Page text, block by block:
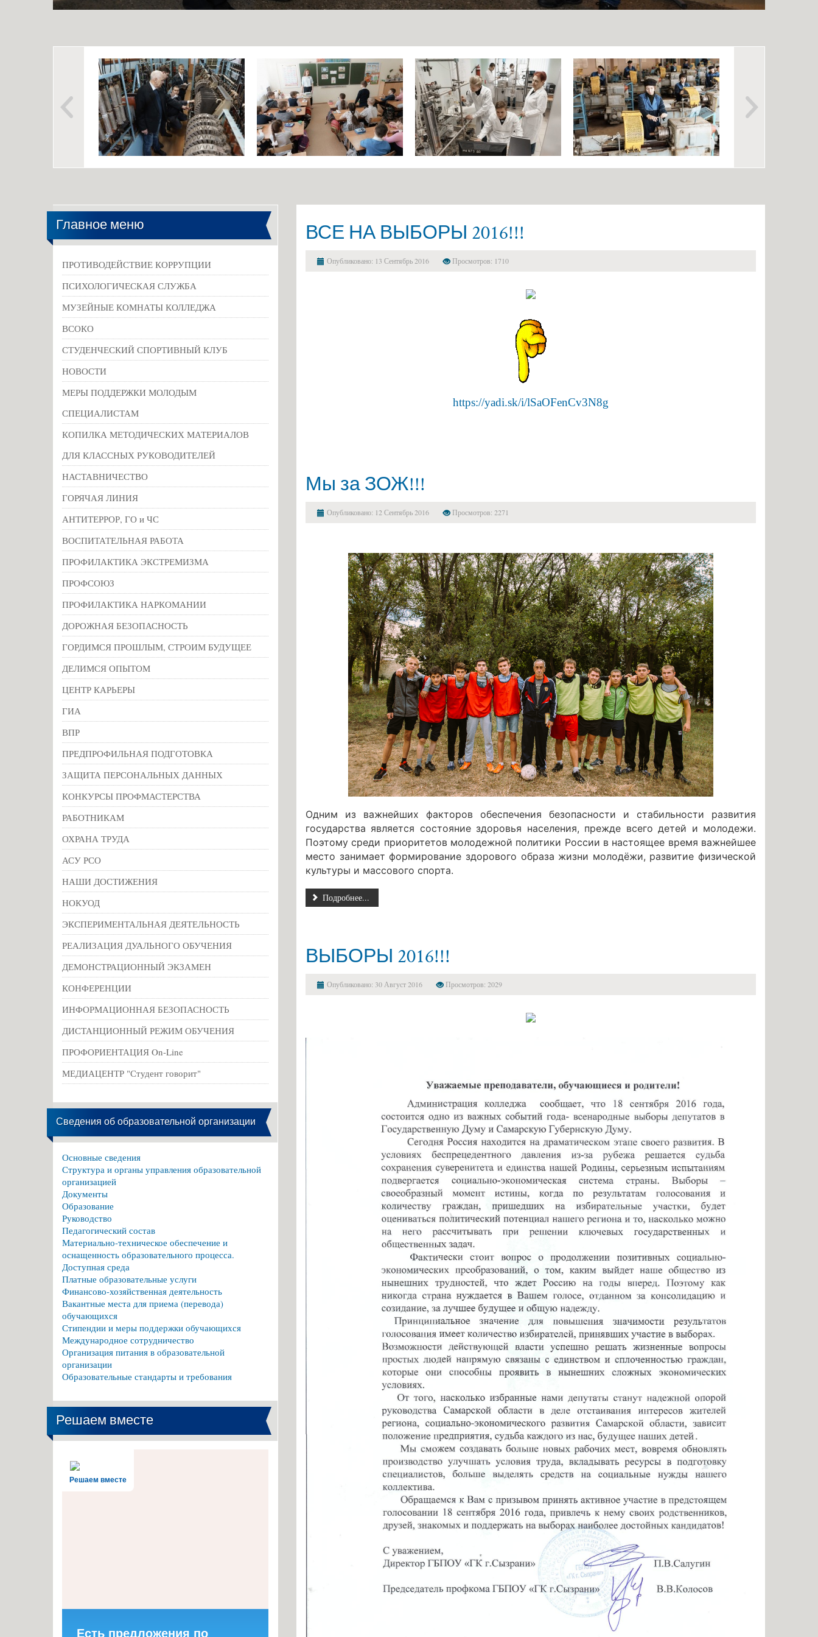
Международное сотрудничество
Организация питания в
образовательной организации
Образовательные стандарты и
требования
с ограниченными возможностями
Конкурс заявлений абитуриентов
ГБПОУ «ГК г. СЫЗРАНИ»
Информация для абитуриентов
Вопросы-ответы
Образовательный кредит с
государственной поддержкой
Заочное обучение
Дополнительное
Памятки по безопасности
ВСЕ НА ВЫБОРЫ 2016!!!
Опубликовано: 13 Сентябрь 2016 Просмотров: 1710
https://yadi.sk/i/lSaOFenCv3N8g
Мы за ЗОЖ!!!
Опубликовано: 12 Сентябрь 2016 Просмотров: 2271
Одним из важнейших факторов обеспечения безопасности и стабильности развития
государства является состояние здоровья населения, прежде всего детей и молодежи.
Поэтому среди приоритетов молодежной политики России в настоящее время важнейшее
место занимает формирование здорового образа жизни молодёжи, развитие физической
культуры и массового спорта.
Подробнее...
ВЫБОРЫ 2016!!!
Опубликовано: 30 Август 2016 Просмотров: 2029
Главное меню
ПРОТИВОДЕЙСТВИЕ КОРРУПЦИИ
ПСИХОЛОГИЧЕСКАЯ СЛУЖБА
МУЗЕЙНЫЕ КОМНАТЫ КОЛЛЕДЖА
ВСОКО
СТУДЕНЧЕСКИЙ СПОРТИВНЫЙ КЛУБ
НОВОСТИ
МЕРЫ ПОДДЕРЖКИ МОЛОДЫМ
СПЕЦИАЛИСТАМ
КОПИЛКА МЕТОДИЧЕСКИХ МАТЕРИАЛОВ
ДЛЯ КЛАССНЫХ РУКОВОДИТЕЛЕЙ
НАСТАВНИЧЕСТВО
ГОРЯЧАЯ ЛИНИЯ
АНТИТЕРРОР, ГО и ЧС
ВОСПИТАТЕЛЬНАЯ РАБОТА
ПРОФИЛАКТИКА ЭКСТРЕМИЗМА
ПРОФСОЮЗ
ПРОФИЛАКТИКА НАРКОМАНИИ
ДОРОЖНАЯ БЕЗОПАСНОСТЬ
ГОРДИМСЯ ПРОШЛЫМ, СТРОИМ БУДУЩЕЕ
ДЕЛИМСЯ ОПЫТОМ
ЦЕНТР КАРЬЕРЫ
ГИА
ВПР
ПРЕДПРОФИЛЬНАЯ ПОДГОТОВКА
ЗАЩИТА ПЕРСОНАЛЬНЫХ ДАННЫХ
КОНКУРСЫ ПРОФМАСТЕРСТВА
РАБОТНИКАМ
ОХРАНА ТРУДА
АСУ РСО
НАШИ ДОСТИЖЕНИЯ
НОКУОД
ЭКСПЕРИМЕНТАЛЬНАЯ ДЕЯТЕЛЬНОСТЬ
РЕАЛИЗАЦИЯ ДУАЛЬНОГО ОБУЧЕНИЯ
ДЕМОНСТРАЦИОННЫЙ ЭКЗАМЕН
КОНФЕРЕНЦИИ
ИНФОРМАЦИОННАЯ БЕЗОПАСНОСТЬ
ДИСТАНЦИОННЫЙ РЕЖИМ ОБУЧЕНИЯ
ПРОФОРИЕНТАЦИЯ On-Line
МЕДИАЦЕНТР "Студент говорит"
Сведения об образовательной организации
Основные сведения
Структура и органы управления образовательной
организацией
Документы
Образование
Руководство
Педагогический состав
Материально-техническое обеспечение и
оснащенность образовательного процесса.
Доступная среда
Платные образовательные услуги
Финансово-хозяйственная деятельность
Вакантные места для приема (перевода)
обучающихся
Стипендии и меры поддержки обучающихся
Международное сотрудничество
Организация питания в образовательной
организации
Образовательные стандарты и требования
Решаем вместе
Решаем вместе
Есть предложения по